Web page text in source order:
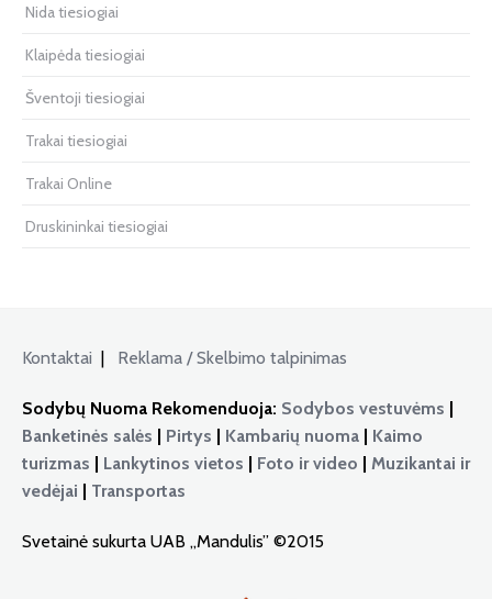
Nida tiesiogiai
Klaipėda tiesiogiai
Šventoji tiesiogiai
Trakai tiesiogiai
Trakai Online
Druskininkai tiesiogiai
Kontaktai Reklama / Skelbimo talpinimas
Sodybų Nuoma Rekomenduoja: Sodybos vestuvėms
Banketinės salės
Pirtys Kambarių nuoma
Kaimo
turizmas
Lankytinos vietos Foto ir video
Muzikantai ir
vedėjai
Transportas
Svetainė sukurta UAB „Mandulis” ©2015